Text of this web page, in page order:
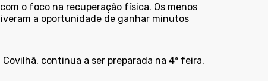
o foco na recuperação física. Os menos
a oportunidade de ganhar minutos
continua a ser preparada na 4ª feira,